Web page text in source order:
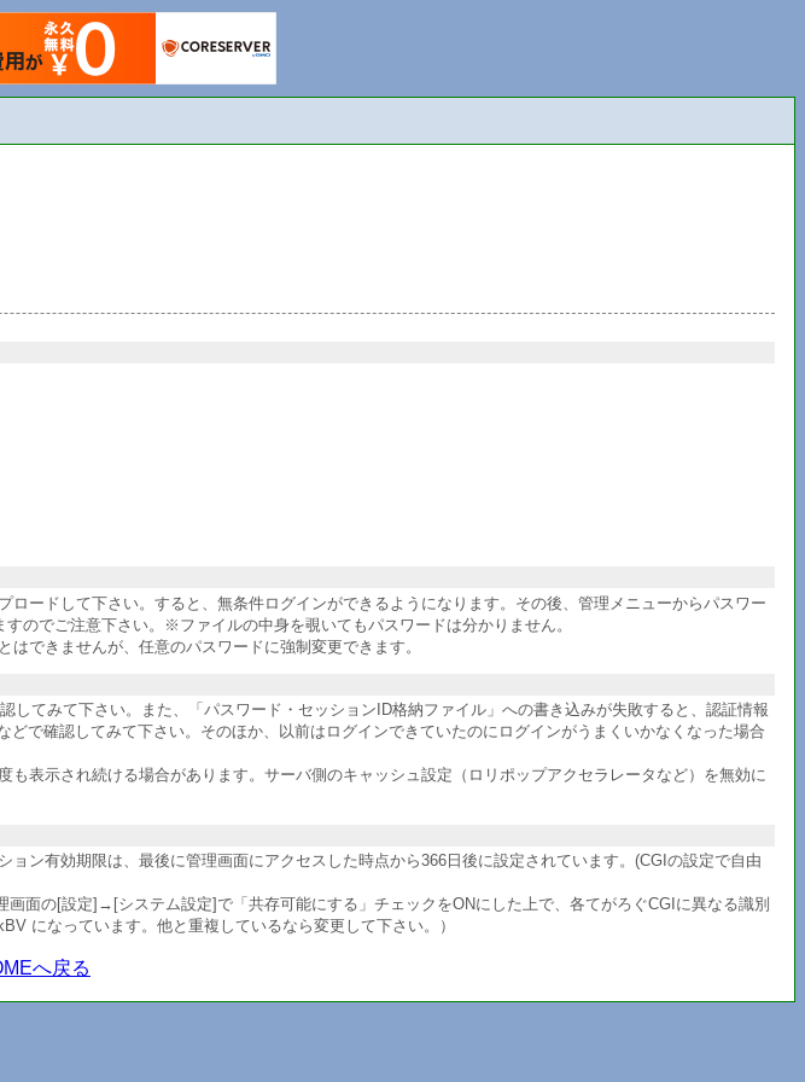
ードして下さい。すると、無条件ログインができるようになります。その後、管理メニューからパスワー
のでご注意下さい。※ファイルの中身を覗いてもパスワードは分かりません。
できませんが、任意のパスワードに強制変更できます。
てみて下さい。また、「パスワード・セッションID格納ファイル」への書き込みが失敗すると、認証情報
で確認してみて下さい。そのほか、以前はログインできていたのにログインがうまくいかなくなった場合
表示され続ける場合があります。サーバ側のキャッシュ設定（ロリポップアクセラレータなど）を無効に
ン有効期限は、最後に管理画面にアクセスした時点から366日後に設定されています。(CGIの設定で自由
面の[設定]→[システム設定]で「共存可能にする」チェックをONにした上で、各てがろぐCGIに異なる識別
になっています。他と重複しているなら変更して下さい。）
へ戻る